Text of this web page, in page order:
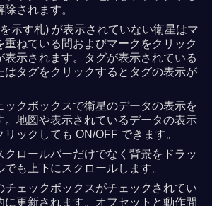
されます。
示す札) が表示されていない衛星はマ
重ねている間およびマークをクリック
表示されます。タグが表示されている
はタグをクリックするとタグの表示が
ックボックスで衛星のデータの表示を
。地図や表示されているデータの表示
ックしても ON/OFF できます。
クロールバーだけでなく背景をドラッ
も上下にスクロールします。
チェックボックスがチェックされてい
に更新されます。オフセットと動作間